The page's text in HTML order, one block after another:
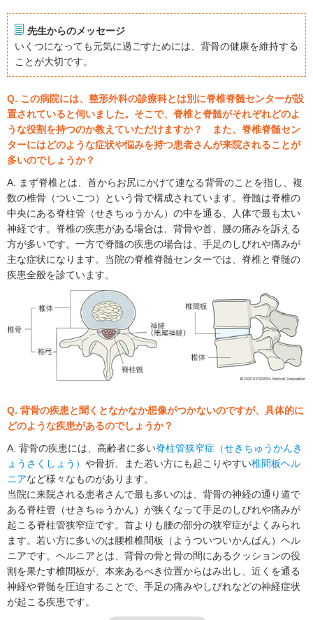
先生からのメッセージ
いくつになっても元気に過ごすためには、背骨の健康を維持する
ことが大切です。
Q. この病院には、整形外科の診療科とは別に脊椎脊髄センターが設
置されていると伺いました。そこで、脊椎と脊髄がそれぞれどのよ
うな役割を持つのか教えていただけますか？ また、脊椎脊髄セン
ターにはどのような症状や悩みを持つ患者さんが来院されることが
多いのでしょうか？
A. まず脊椎とは、首からお尻にかけて連なる背骨のことを指し、複
数の椎骨（ついこつ）という骨で構成されています。脊髄は脊椎の
中央にある脊柱管（せきちゅうかん）の中を通る、人体で最も太い
神経です。脊椎の疾患がある場合は、背骨や首、腰の痛みを訴える
方が多いです。一方で脊髄の疾患の場合は、手足のしびれや痛みが
主な症状になります。当院の脊椎脊髄センターでは、脊椎と脊髄の
疾患全般を診ています。
Q. 背骨の疾患と聞くとなかなか想像がつかないのですが、具体的に
どのような疾患があるのでしょうか？
A. 背骨の疾患には、高齢者に多い脊柱管狭窄症（せきちゅうかんき
ょうさくしょう） や骨折、また若い方にも起こりやすい椎間板ヘル
ニアなど様々なものがあります。
当院に来院される患者さんで最も多いのは、背骨の神経の通り道で
ある脊柱管（せきちゅうかん）が狭くなって手足のしびれや痛みが
起こる脊柱管狭窄症です。首よりも腰の部分の狭窄症がよくみられ
ます。若い方に多いのは腰椎椎間板（ようついついかんばん）ヘル
ニアです。ヘルニアとは、背骨の骨と骨の間にあるクッションの役
割を果たす椎間板が、本来あるべき位置からはみ出し、近くを通る
神経や脊髄を圧迫することで、手足の痛みやしびれなどの神経症状
が起こる疾患です。